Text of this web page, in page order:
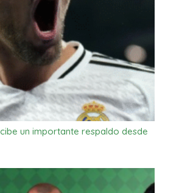
un importante respaldo desde